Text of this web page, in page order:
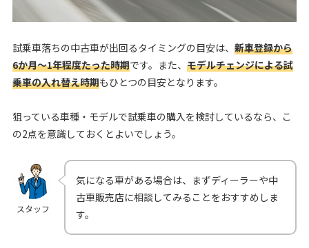
試乗車落ちの中古車が出回るタイミングの目安は、 新車登録から
6か月～1年程度たった時期です。また、 モデルチェンジによる試
乗車の入れ替え時期もひとつの目安となります。
狙っている車種・モデルで試乗車の購入を検討しているなら、こ
の2点を意識しておくとよいでしょう。
スタッフ
気になる車がある場合は、まずディーラーや中
古車販売店に相談してみることをおすすめしま
す。